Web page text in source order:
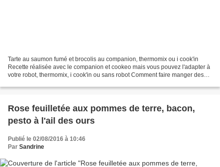
Tarte au saumon fumé et brocolis au companion, thermomix ou i cook'in
Recette réalisée avec le companion et cookeo mais vous pouvez l'adapter à
votre robot, thermomix, i cook'in ou sans robot Comment faire manger des
Rose feuilletée aux pommes de terre, bacon,
pesto à l'ail des ours
Publié le 02/08/2016 à 10:46
Par Sandrine